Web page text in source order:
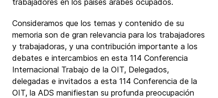
trabajadores en los países árabes ocupados.
Consideramos que los temas y contenido de su
memoria son de gran relevancia para los trabajadores
y trabajadoras, y una contribución importante a los
debates e intercambios en esta 114 Conferencia
Internacional Trabajo de la OIT, Delegados,
delegadas e invitados a esta 114 Conferencia de la
OIT, la ADS manifiestan su profunda preocupación